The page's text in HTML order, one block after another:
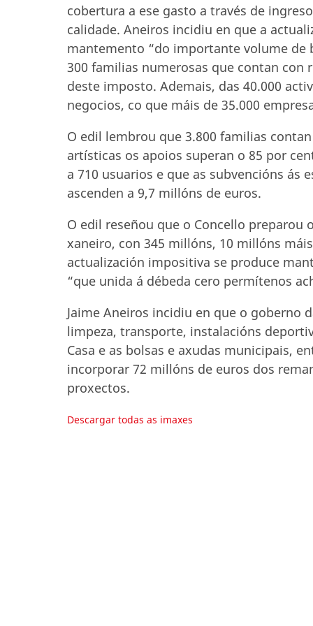
cobertura a ese gasto a través de
calidade. Aneiros incidiu en que a
mantemento “do importante volume de
300 familias numerosas que contan
deste imposto. Ademais, das 40.000
negocios, co que máis de 35.000
O edil lembrou que 3.800 familias
artísticas os apoios superan o 85 por
a 710 usuarios e que as subvencións ás
ascenden a 9,7 millóns de euros.
O edil reseñou que o Concello preparou
xaneiro, con 345 millóns, 10 millóns
actualización impositiva se produce
“que unida á débeda cero permítenos
Jaime Aneiros incidiu en que o goberno
limpeza, transporte, instalacións
Casa e as bolsas e axudas municipais,
incorporar 72 millóns de euros dos
proxectos.
Descargar todas as imaxes